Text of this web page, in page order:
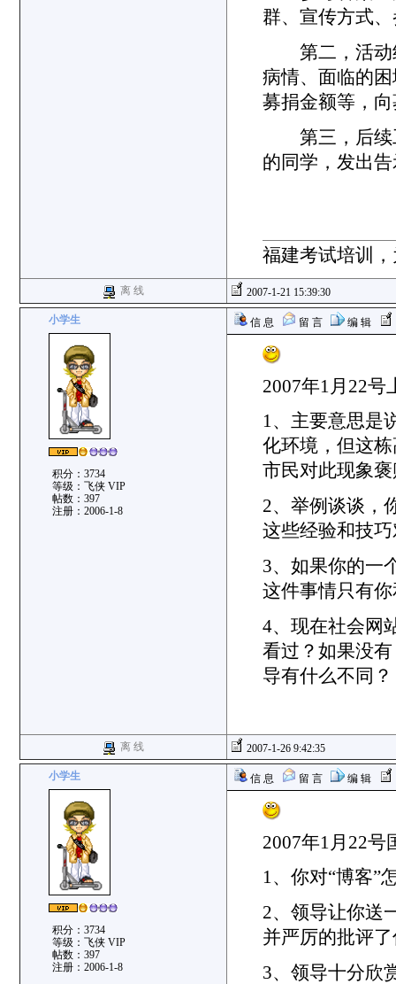
群、宣传方式
第二，活动
病情、面临的
募捐金额等，
第三，后续
的同学，发出
福建考试培训
离 线 2007-1-21 15:39:30
小学生
积分：3734
等级：飞侠 VIP
帖数：397
注册：2006-1-8
信 息 留 言 编 辑
2007年1月22
1、主要意思是
化环境，但这
市民对此现象
2、举例谈谈，
这些经验和技
3、如果你的一
这件事情只有
4、现在社会网
看过？如果没
导有什么不同？
离 线 2007-1-26 9:42:35
小学生
积分：3734
等级：飞侠 VIP
帖数：397
注册：2006-1-8
信 息 留 言 编 辑
2007年1月22
1、你对“博客”
2、领导让你送
并严厉的批评
3、领导十分欣